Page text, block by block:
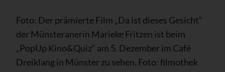
Foto: Der prämierte Film „Da ist dieses Gesicht“
der Münsteranerin Marieke Fritzen ist beim
„PopUp Kino&Quiz“ am 5. Dezember im Café
Dreiklang in Münster zu sehen. Foto: filmothek